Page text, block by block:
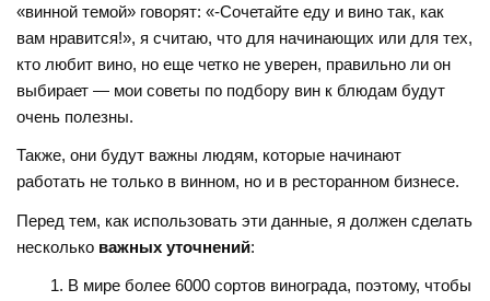
«винной темой» говорят: «-Сочетайте еду и вино так, как
вам нравится!», я считаю, что для начинающих или для тех,
кто любит вино, но еще четко не уверен, правильно ли он
выбирает — мои советы по подбору вин к блюдам будут
очень полезны.
Также, они будут важны людям, которые начинают
работать не только в винном, но и в ресторанном бизнесе.
Перед тем, как использовать эти данные, я должен сделать
несколько важных уточнений:
В мире более 6000 сортов винограда, поэтому, чтобы